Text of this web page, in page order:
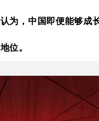
为，中国即便能够成
位。